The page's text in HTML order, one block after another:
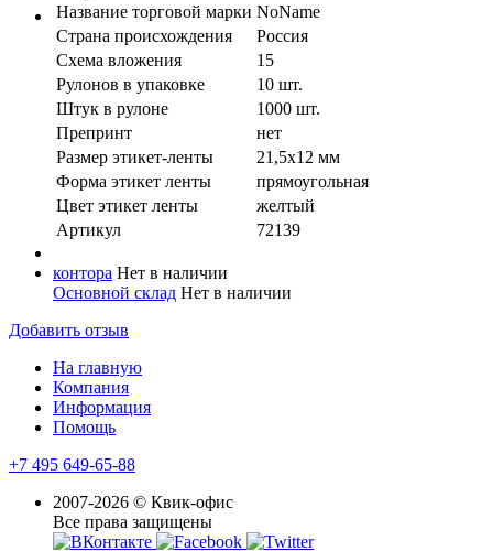
Название торговой марки NoName
Страна происхождения
Россия
Схема вложения
15
Рулонов в упаковке
10 шт.
Штук в рулоне
1000 шт.
Препринт
нет
Размер этикет-ленты
21,5x12 мм
Форма этикет ленты
прямоугольная
Цвет этикет ленты
желтый
Артикул
72139
контора Нет в наличии
Основной склад Нет в наличии
Добавить отзыв
На главную
Компания
Информация
Помощь
+7 495 649-65-88
2007-2026 © Квик-офис
Все права защищены